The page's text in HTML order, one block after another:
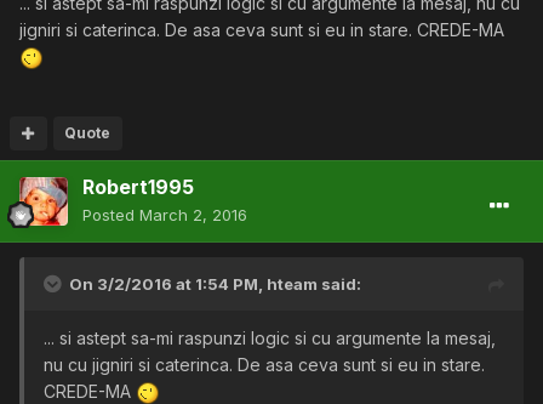
jigniri si caterinca. De asa ceva sunt si eu in stare. CREDE-MA
Quote
Robert1995
Posted March 2, 2016
On 3/2/2016 at 1:54 PM, hteam said:
... si astept sa-mi raspunzi logic si cu argumente la mesaj,
nu cu jigniri si caterinca. De asa ceva sunt si eu in stare.
CREDE-MA